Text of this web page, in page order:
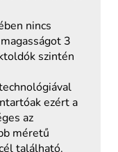
nincs
3
szintén
ezért a
az
méretű
található.